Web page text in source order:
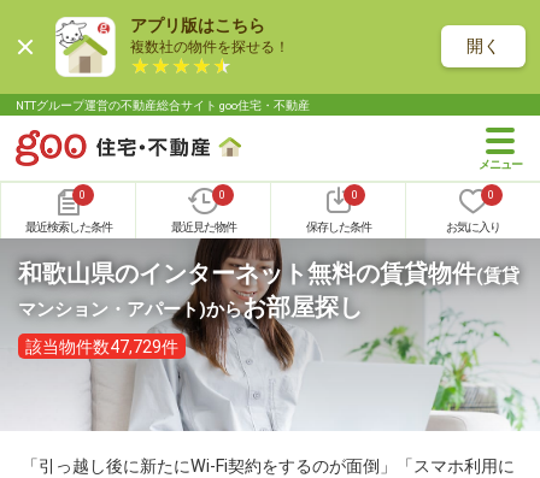
アプリ版はこちら
複数社の物件を探せる！ 開く
NTTグループ運営の不動産総合サイト goo住宅・不動産
0
最近検索した条件
0
最近見た物件
0
保存した条件
0
お気に入り
和歌山県のインターネット無料の賃貸物件(賃貸
マンション・アパート)からお部屋探し
該当物件数47,729件
「引っ越し後に新たにWi-Fi契約をするのが面倒」「スマホ利用に